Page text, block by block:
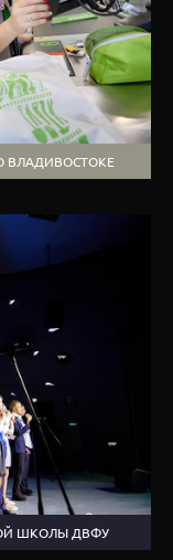
ВЛАДИВОСТОКЕ
ШКОЛЫ ДВФУ